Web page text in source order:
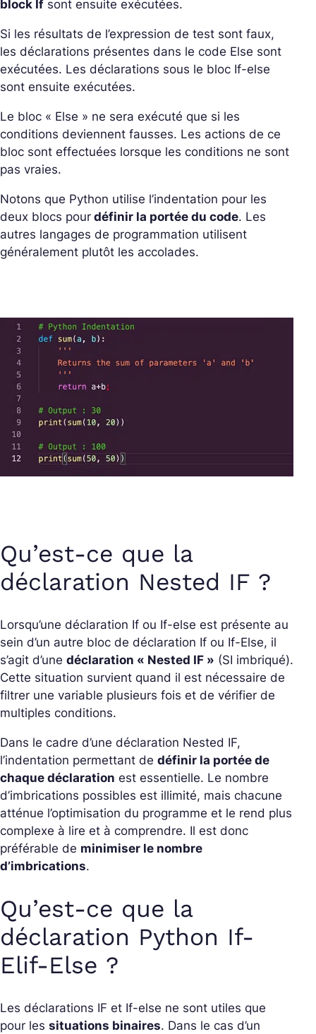
block If sont ensuite exécutées.
Si les résultats de l’expression de test sont faux,
les déclarations présentes dans le code Else sont
exécutées. Les déclarations sous le bloc If-else
sont ensuite exécutées.
Le bloc « Else » ne sera exécuté que si les
conditions deviennent fausses. Les actions de ce
bloc sont effectuées lorsque les conditions ne sont
pas vraies.
Notons que Python utilise l’indentation pour les
deux blocs pour définir la portée du code. Les
autres langages de programmation utilisent
généralement plutôt les accolades.
Qu’est-ce que la
déclaration Nested IF ?
Lorsqu’une déclaration If ou If-else est présente au
sein d’un autre bloc de déclaration If ou If-Else, il
s’agit d’une déclaration « Nested IF » (SI imbriqué).
Cette situation survient quand il est nécessaire de
filtrer une variable plusieurs fois et de vérifier de
multiples conditions.
Dans le cadre d’une déclaration Nested IF,
l’indentation permettant de définir la portée de
chaque déclaration est essentielle. Le nombre
d’imbrications possibles est illimité, mais chacune
atténue l’optimisation du programme et le rend plus
complexe à lire et à comprendre. Il est donc
préférable de minimiser le nombre
d’imbrications.
Qu’est-ce que la
déclaration Python If-
Elif-Else ?
Les déclarations IF et If-else ne sont utiles que
pour les situations binaires. Dans le cas d’un